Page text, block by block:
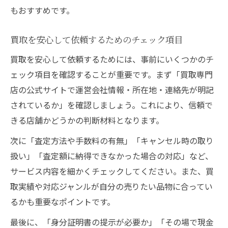
もおすすめです。
買取を安心して依頼するためのチェック項目
買取を安心して依頼するためには、事前にいくつかのチ
ェック項目を確認することが重要です。まず「買取専門
店の公式サイトで運営会社情報・所在地・連絡先が明記
されているか」を確認しましょう。これにより、信頼で
きる店舗かどうかの判断材料となります。
次に「査定方法や手数料の有無」「キャンセル時の取り
扱い」「査定額に納得できなかった場合の対応」など、
サービス内容を細かくチェックしてください。また、買
取実績や対応ジャンルが自分の売りたい品物に合ってい
るかも重要なポイントです。
最後に、「身分証明書の提示が必要か」「その場で現金